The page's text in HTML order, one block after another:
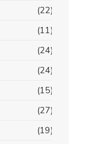
(22)
(11)
(24)
(24)
(15)
(27)
(19)